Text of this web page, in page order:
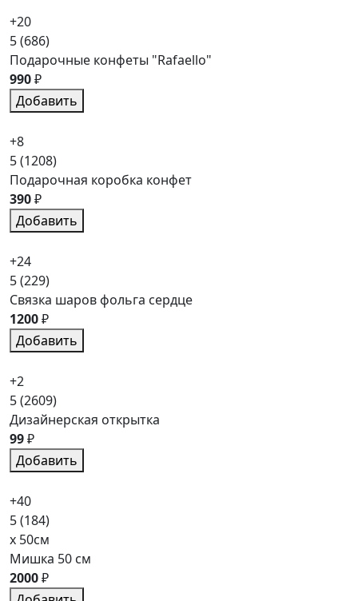
+20
5(686)
Подарочные конфеты "Rafaello"
990₽
Добавить
+8
5(1208)
Подарочная коробка конфет
390₽
Добавить
+24
5(229)
Связка шаров фольга сердце
1200₽
Добавить
+2
5(2609)
Дизайнерская открытка
99₽
Добавить
+40
5(184)
x 50см
Мишка 50 см
2000₽